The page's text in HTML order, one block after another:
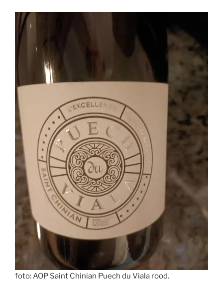
foto: AOP Saint Chinian Puech du Viala rood.